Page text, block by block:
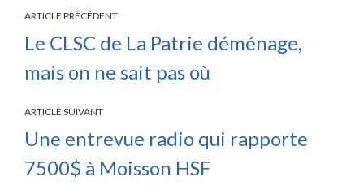
ARTICLE PRÉCÉDENT
Le CLSC de La Patrie déménage,
mais on ne sait pas où
ARTICLE SUIVANT
Une entrevue radio qui rapporte
7500$ à Moisson HSF